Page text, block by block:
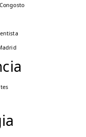
Congosto